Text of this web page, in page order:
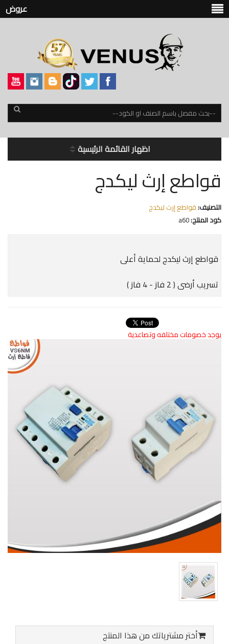
عروض
اظهار القائمة الرئيسية
قواطع إرث ليكدج
التصنيف:قواطع إرث ليكدج
كود المنتج:a60
قواطع إرث ليكدج لحماية أعلى
تسريب أرضى ( 2 فاز - 4 فاز )
يوجد خصومات مختلفه وتصاعدية
أختر مشترياتك من هذا المنتج